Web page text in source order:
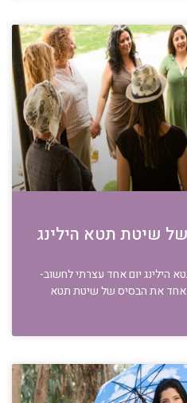
הילינג יום אחד עצרתי לחשוב-
אחד את הבסיס של שיטת תטא